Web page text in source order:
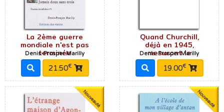
La 2ème guerre
mondiale n'est pas
terminée
Denis-Prosper Marilly
21.50€
Quand Churchill,
déjà en 1945,
mesurant le
Denis-Prosper Marilly
19.00€